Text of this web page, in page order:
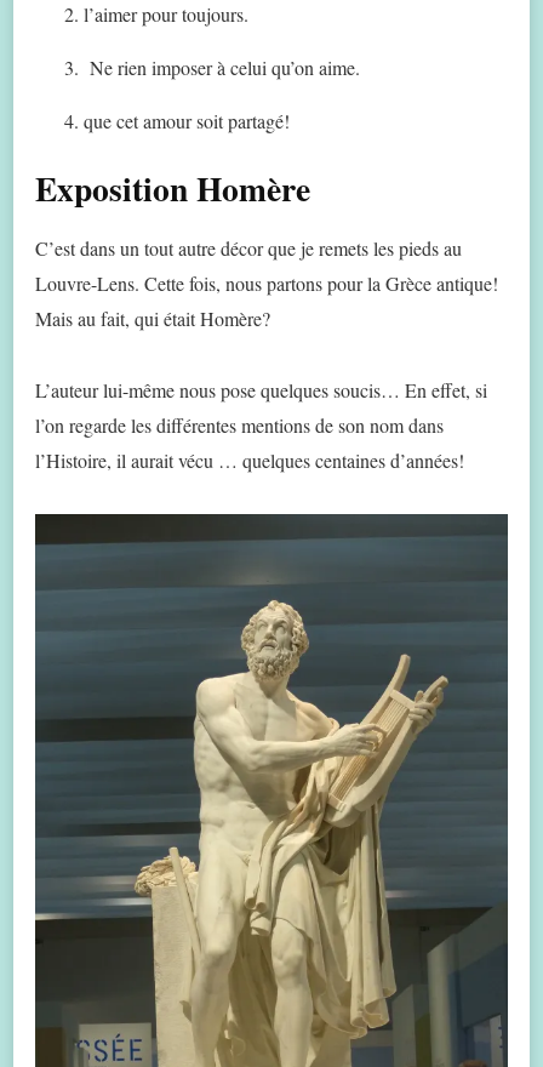
l’aimer pour toujours.
Ne rien imposer à celui qu’on aime.
que cet amour soit partagé!
Exposition Homère
C’est dans un tout autre décor que je remets les pieds au
Louvre-Lens. Cette fois, nous partons pour la Grèce antique!
Mais au fait, qui était Homère?
L’auteur lui-même nous pose quelques soucis… En effet, si
l’on regarde les différentes mentions de son nom dans
l’Histoire, il aurait vécu … quelques centaines d’années!